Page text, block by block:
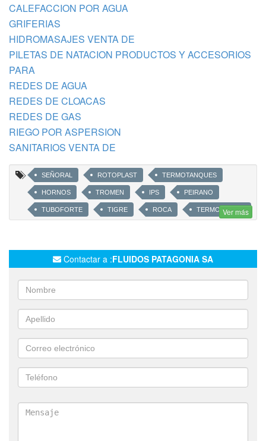
CALEFACCION POR AGUA
GRIFERIAS
HIDROMASAJES VENTA DE
PILETAS DE NATACION PRODUCTOS Y ACCESORIOS
PARA
REDES DE AGUA
REDES DE CLOACAS
REDES DE GAS
RIEGO POR ASPERSION
SANITARIOS VENTA DE
SEÑORAL ROTOPLAST TERMOTANQUES
HORNOS TROMEN IPS PEIRANO
TUBOFORTE TIGRE ROCA TERMOFUSION
ACCESORIOS PARA AGUA GAS TANQUES
BOMBAS RADIADORES CALDERAS
DUKE RAIN BIRD FUSIOGAS MI PILETA
ESKABE ROTOPAM
Ver más
Contactar a :FLUIDOS PATAGONIA SA